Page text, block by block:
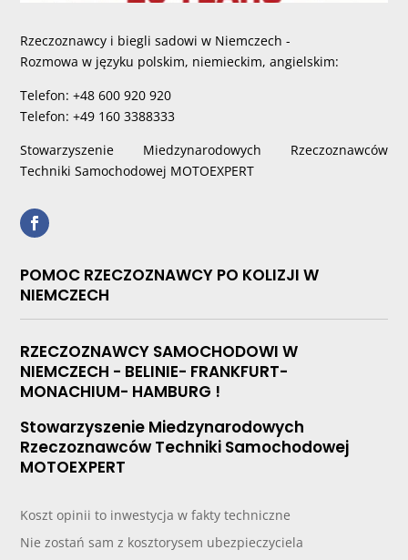
Rzeczoznawcy i biegli sadowi w Niemczech -
Rozmowa w języku polskim, niemieckim, angielskim:
Telefon: +48 600 920 920
Telefon: +49 160 3388333
Stowarzyszenie Miedzynarodowych Rzeczoznawców
Techniki Samochodowej MOTOEXPERT
POMOC RZECZOZNAWCY PO KOLIZJI W
NIEMCZECH
RZECZOZNAWCY SAMOCHODOWI W
NIEMCZECH - BELINIE- FRANKFURT-
MONACHIUM- HAMBURG !
Stowarzyszenie Miedzynarodowych
Rzeczoznawców Techniki Samochodowej
MOTOEXPERT
Koszt opinii to inwestycja w fakty techniczne
Nie zostań sam z kosztorysem ubezpieczyciela